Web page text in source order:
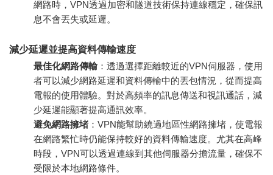
網路時，VPN透過加密和隧道技術保持連線穩定，確保訊
息不會丟失或延遲。
減少延遲並提高資料傳輸速度
最佳化網路傳輸：透過選擇距離較近的VPN伺服器，使用
者可以減少網路延遲和資料傳輸中的丟包情況，從而提高
電報的使用體驗。對於高頻率的訊息傳送和視訊通話，減
少延遲能顯著提高通訊效率。
避免網路擁堵 ：VPN能幫助繞過地區性網路擁堵，使電報
在網路繁忙時仍能保持較好的資料傳輸速度。尤其在高峰
時段，VPN可以透過連線到其他伺服器分擔流量，確保不
受限於本地網路條件。